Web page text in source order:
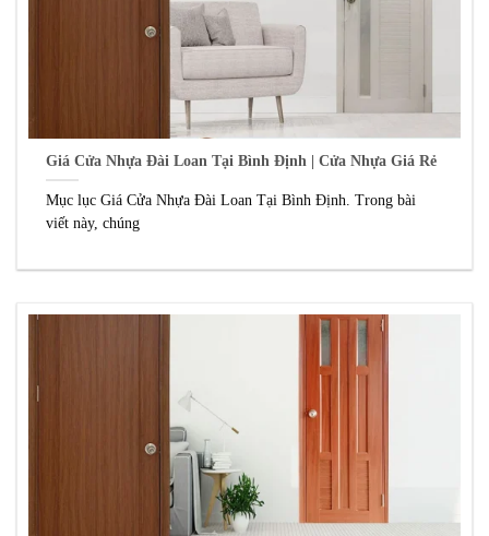
Giá Cửa Nhựa Đài Loan Tại Bình Định | Cửa Nhựa Giá Rẻ
Mục lục Giá Cửa Nhựa Đài Loan Tại Bình Định. Trong bài
viết này, chúng